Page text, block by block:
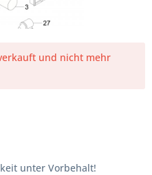
und nicht mehr
unter Vorbehalt!